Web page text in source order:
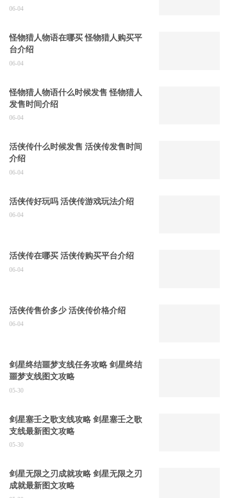
06-04
怪物猎人物语在哪买 怪物猎人购买平
台介绍
06-04
怪物猎人物语什么时候发售 怪物猎人
发售时间介绍
06-04
活侠传什么时候发售 活侠传发售时间
介绍
06-04
活侠传好玩吗 活侠传游戏玩法介绍
06-04
活侠传在哪买 活侠传购买平台介绍
06-04
活侠传售价多少 活侠传价格介绍
06-04
剑星终结噩梦支线任务攻略 剑星终结
噩梦支线图文攻略
05-30
剑星塞壬之歌支线攻略 剑星塞壬之歌
支线最新图文攻略
05-30
剑星无限之刃成就攻略 剑星无限之刃
成就最新图文攻略